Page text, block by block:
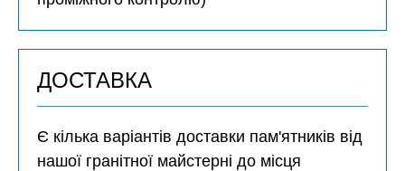
ДОСТАВКА
Є кілька варіантів доставки пам'ятників від
нашої гранітної майстерні до місця